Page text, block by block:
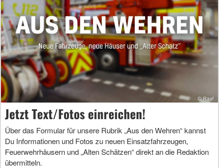
Jetzt Text/Fotos einreichen!
Über das Formular für unsere Rubrik „Aus den Wehren“ kannst
Du Informationen und Fotos zu neuen Einsatzfahrzeugen,
Feuerwehrhäusern und „Alten Schätzen“ direkt an die Redaktion
übermitteln.